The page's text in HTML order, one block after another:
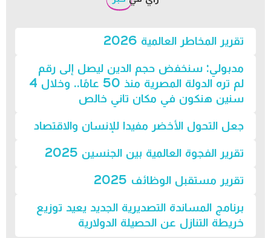
تقرير المخاطر العالمية 2026
مدبولي: سنخفض حجم الدين ليصل إلى رقم
لم تره الدولة المصرية منذ 50 عامًا.. وخلال 4
سنين هنكون في مكان تاني خالص
جعل التحول الأخضر مفيدا للإنسان والاقتصاد
تقرير الفجوة العالمية بين الجنسين 2025
تقرير مستقبل الوظائف 2025
برنامج المساندة التصديرية الجديد يعيد توزيع
خريطة التنازل عن الحصيلة الدولارية